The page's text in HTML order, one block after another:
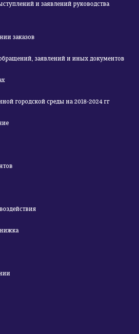
и заявлений руководства
заказов
заявлений и иных документов
современной городской среды на 2018-2024 гг